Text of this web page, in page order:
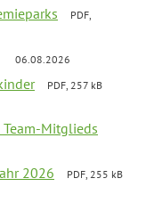
PDF,
06.08.2026
PDF, 257 kB
Mitglieds
2026
PDF, 255 kB